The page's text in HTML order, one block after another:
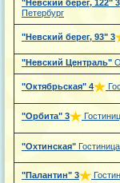
"Невский берег, 122" 3
Петербург
"Невский берег, 93" 3
"Невский Централь"
"Октябрьская" 4
"Орбита" 3
"Охтинская"
"Палантин" 3